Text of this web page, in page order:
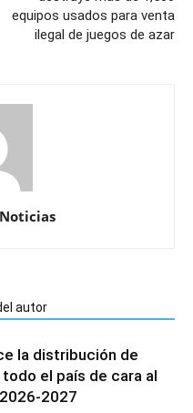
equipos usados para venta
ilegal de juegos de azar
autor
la distribución de
el país de cara al
2027